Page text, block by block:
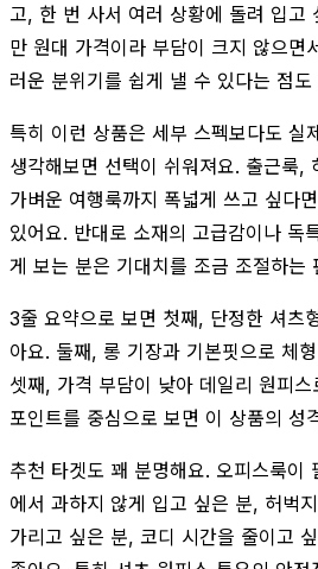
고, 한 번 사서 여러 상황에 돌려 입고
만 원대 가격이라 부담이 크지 않으면
러운 분위기를 쉽게 낼 수 있다는 점도
특히 이런 상품은 세부 스펙보다도 실
생각해보면 선택이 쉬워져요. 출근룩,
가벼운 여행룩까지 폭넓게 쓰고 싶다
있어요. 반대로 소재의 고급감이나 독
게 보는 분은 기대치를 조금 조절하는
3줄 요약으로 보면 첫째, 단정한 셔츠
아요. 둘째, 롱 기장과 기본핏으로 체
셋째, 가격 부담이 낮아 데일리 원피
포인트를 중심으로 보면 이 상품의 성
추천 타겟도 꽤 분명해요. 오피스룩이
에서 과하지 않게 입고 싶은 분, 허벅
가리고 싶은 분, 코디 시간을 줄이고